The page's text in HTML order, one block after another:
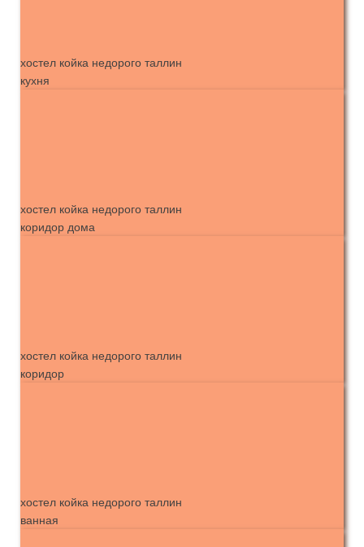
хостел койка недорого таллин
кухня
хостел койка недорого таллин
коридор дома
хостел койка недорого таллин
коридор
хостел койка недорого таллин
ванная